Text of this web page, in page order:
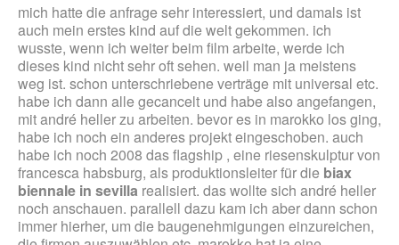
mich hatte die anfrage sehr interessiert, und damals ist
auch mein erstes kind auf die welt gekommen. ich
wusste, wenn ich weiter beim film arbeite, werde ich
dieses kind nicht sehr oft sehen. weil man ja meistens
weg ist. schon unterschriebene verträge mit universal etc.
habe ich dann alle gecancelt und habe also angefangen,
mit andré heller zu arbeiten. bevor es in marokko los ging,
habe ich noch ein anderes projekt eingeschoben. auch
habe ich noch 2008 das flagship , eine riesenskulptur von
francesca habsburg, als produktionsleiter für die biax
biennale in sevilla realisiert. das wollte sich andré heller
noch anschauen. parallell dazu kam ich aber dann schon
immer hierher, um die baugenehmigungen einzureichen,